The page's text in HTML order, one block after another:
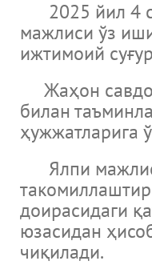
2025 йил 4
мажлиси ўз
ижтимоий
Жаҳон савдо
билан
ҳужжатларига
Ялпи
доирасидаги
юзасидан
чиқилади.